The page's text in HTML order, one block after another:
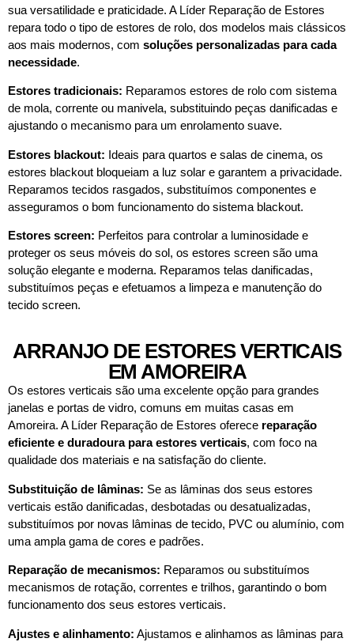
sua versatilidade e praticidade. A Líder Reparação de Estores
repara todo o tipo de estores de rolo, dos modelos mais clássicos
aos mais modernos, com soluções personalizadas para cada
necessidade.
Estores tradicionais: Reparamos estores de rolo com sistema
de mola, corrente ou manivela, substituindo peças danificadas e
ajustando o mecanismo para um enrolamento suave.
Estores blackout: Ideais para quartos e salas de cinema, os
estores blackout bloqueiam a luz solar e garantem a privacidade.
Reparamos tecidos rasgados, substituímos componentes e
asseguramos o bom funcionamento do sistema blackout.
Estores screen: Perfeitos para controlar a luminosidade e
proteger os seus móveis do sol, os estores screen são uma
solução elegante e moderna. Reparamos telas danificadas,
substituímos peças e efetuamos a limpeza e manutenção do
tecido screen.
ARRANJO DE ESTORES VERTICAIS
EM AMOREIRA
Os estores verticais são uma excelente opção para grandes
janelas e portas de vidro, comuns em muitas casas em
Amoreira. A Líder Reparação de Estores oferece reparação
eficiente e duradoura para estores verticais, com foco na
qualidade dos materiais e na satisfação do cliente.
Substituição de lâminas: Se as lâminas dos seus estores
verticais estão danificadas, desbotadas ou desatualizadas,
substituímos por novas lâminas de tecido, PVC ou alumínio, com
uma ampla gama de cores e padrões.
Reparação de mecanismos: Reparamos ou substituímos
mecanismos de rotação, correntes e trilhos, garantindo o bom
funcionamento dos seus estores verticais.
Ajustes e alinhamento: Ajustamos e alinhamos as lâminas para